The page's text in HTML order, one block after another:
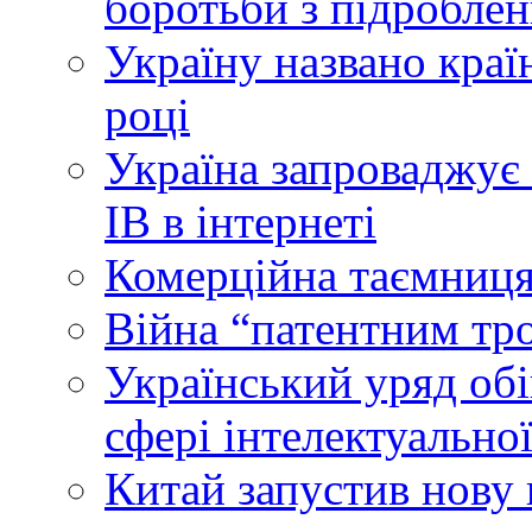
Україну названо
році
Україна
ІВ в інтернеті
Комерційна
Війна “патентним
Український уряд
сфері
Китай запустив